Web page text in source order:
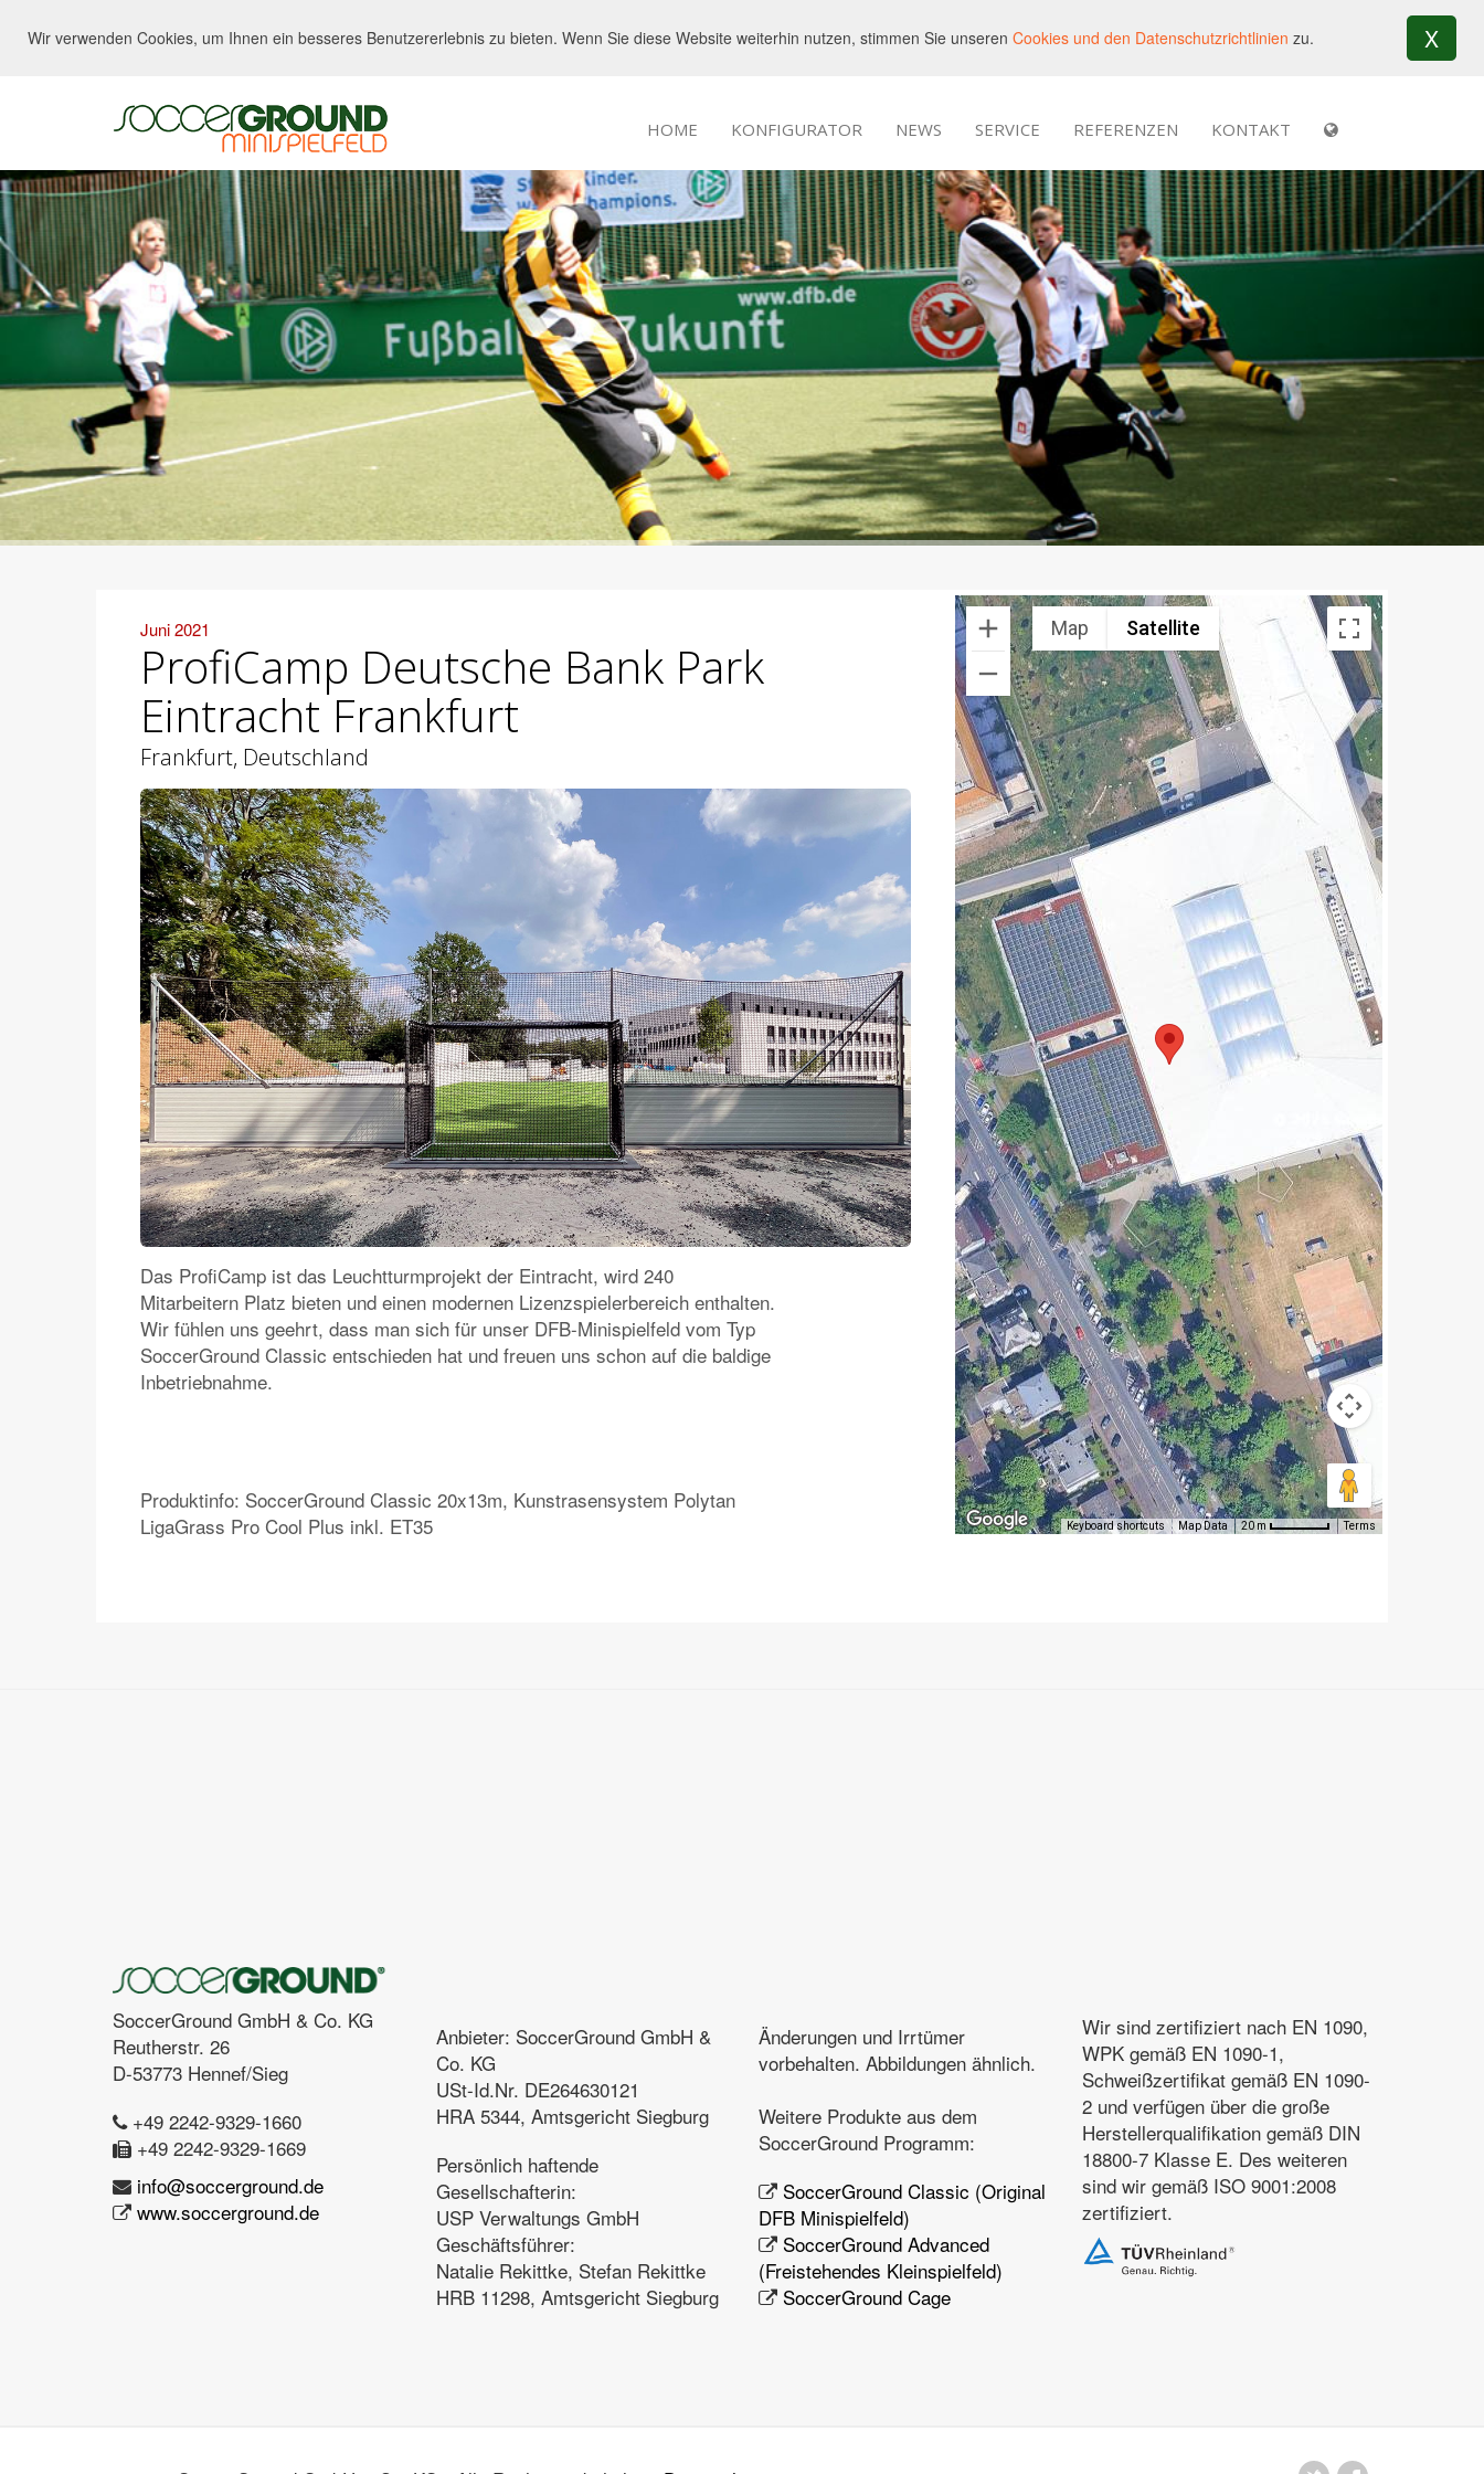
Wir verwenden Cookies, um Ihnen ein besseres Benutzererlebnis zu bieten. Wenn Sie diese Website weiterhin nutzen, stimmen Sie unserenCookies und den Datenschutzrichtlinien zu. X
HOME KONFIGURATOR NEWS SERVICE REFERENZEN KONTAKT
Juni 2021
ProfiCamp Deutsche Bank Park
Eintracht Frankfurt
Frankfurt, Deutschland
Das ProfiCamp ist das Leuchtturmprojekt der Eintracht, wird 240
Mitarbeitern Platz bieten und einen modernen Lizenzspielerbereich enthalten.
Wir fühlen uns geehrt, dass man sich für unser DFB-Minispielfeld vom Typ
SoccerGround Classic entschieden hat und freuen uns schon auf die baldige
Inbetriebnahme.
Produktinfo: SoccerGround Classic 20x13m, Kunstrasensystem Polytan
LigaGrass Pro Cool Plus inkl. ET35
Map Satellite
Keyboard shortcuts Map Data 20 m Terms
SoccerGround GmbH & Co. KG
Reutherstr. 26
D-53773 Hennef/Sieg
+49 2242-9329-1660
+49 2242-9329-1669
info@soccerground.de
www.soccerground.de
Anbieter: SoccerGround GmbH &
Co. KG
USt-Id.Nr. DE264630121
HRA 5344, Amtsgericht Siegburg
Persönlich haftende
Gesellschafterin:
USP Verwaltungs GmbH
Geschäftsführer:
Natalie Rekittke, Stefan Rekittke
HRB 11298, Amtsgericht Siegburg
Änderungen und Irrtümer
vorbehalten. Abbildungen ähnlich.
Weitere Produkte aus dem
SoccerGround Programm:
SoccerGround Classic (Original
DFB Minispielfeld)
SoccerGround Advanced
(Freistehendes Kleinspielfeld)
SoccerGround Cage
Wir sind zertifiziert nach EN 1090,
WPK gemäß EN 1090-1,
Schweißzertifikat gemäß EN 1090-
2 und verfügen über die große
Herstellerqualifikation gemäß DIN
18800-7 Klasse E. Des weiteren
sind wir gemäß ISO 9001:2008
zertifiziert.